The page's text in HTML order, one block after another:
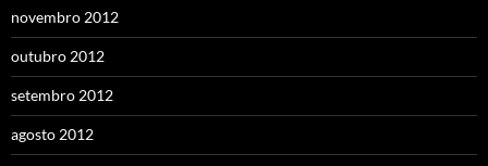
novembro 2012
outubro 2012
setembro 2012
agosto 2012